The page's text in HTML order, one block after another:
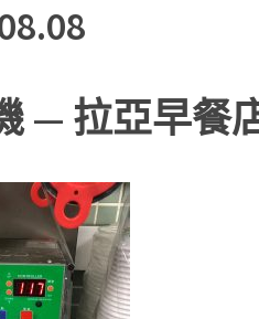
— 拉亞早餐